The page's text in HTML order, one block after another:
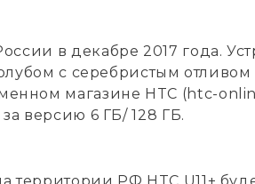
в декабре 2017 года.
с серебристым
магазине HTC (htc-
версию 6 ГБ/ 128 ГБ.